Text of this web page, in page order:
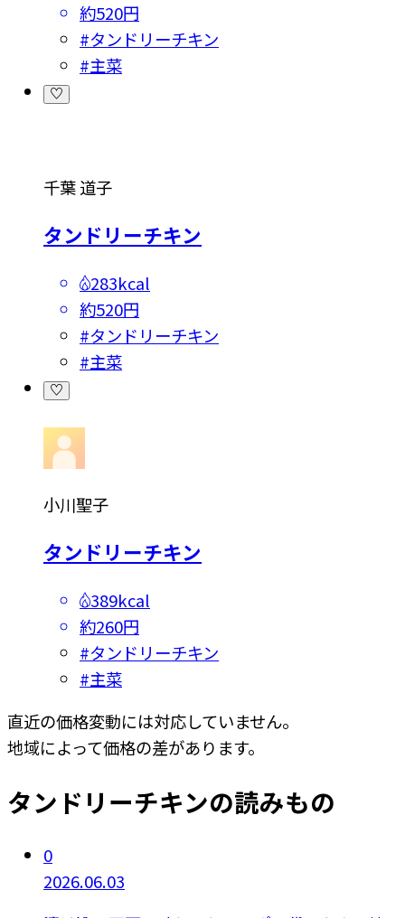
約520円
#タンドリーチキン
#主菜
千葉 道子
タンドリーチキン
283kcal
約520円
#タンドリーチキン
#主菜
小川聖子
タンドリーチキン
389kcal
約260円
#タンドリーチキン
#主菜
直近の価格変動には対応していません。
地域によって価格の差があります。
タンドリーチキンの読みもの
0
2026.06.03